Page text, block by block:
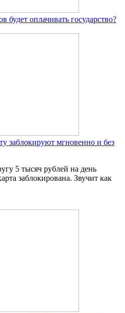
оплачивать государство?
заблокируют мгновенно и без
5 тысяч рублей на день
заблокирована. Звучит как